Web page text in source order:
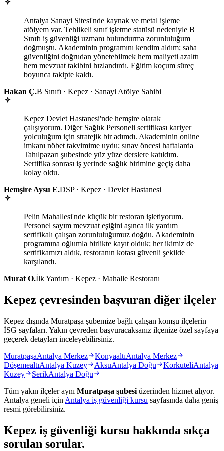
Antalya Sanayi Sitesi'nde kaynak ve metal işleme
atölyem var. Tehlikeli sınıf işletme statüsü nedeniyle B
Sınıfı iş güvenliği uzmanı bulundurma zorunluluğum
doğmuştu. Akademinin programını kendim aldım; saha
güvenliğini doğrudan yönetebilmek hem maliyeti azalttı
hem mevzuat takibini hızlandırdı. Eğitim koçum süreç
boyunca takipte kaldı.
Hakan Ç.B Sınıfı · Kepez · Sanayi Atölye Sahibi
Kepez Devlet Hastanesi'nde hemşire olarak
çalışıyorum. Diğer Sağlık Personeli sertifikası kariyer
yolculuğum için stratejik bir adımdı. Akademinin online
imkanı nöbet takvimime uydu; sınav öncesi haftalarda
Tahılpazarı şubesinde yüz yüze derslere katıldım.
Sertifika sonrası iş yerinde sağlık birimine geçiş daha
kolay oldu.
Hemşire Aysu E.DSP · Kepez · Devlet Hastanesi
Pelin Mahallesi'nde küçük bir restoran işletiyorum.
Personel sayım mevzuat eşiğini aşınca ilk yardım
sertifikalı çalışan zorunluluğumuz doğdu. Akademinin
programına oğlumla birlikte kayıt olduk; her ikimiz de
sertifikamızı aldık, restoranın kotası güvenli şekilde
karşılandı.
Murat O.İlk Yardım · Kepez · Mahalle Restoranı
Kepez çevresinden başvuran diğer ilçeler
Kepez dışında Muratpaşa şubemize bağlı çalışan komşu ilçelerin
İSG sayfaları. Yakın çevreden başvuracaksanız ilçenize özel sayfaya
geçerek detayları inceleyebilirsiniz.
MuratpaşaAntalya Merkez KonyaaltıAntalya Merkez
DöşemealtıAntalya Kuzey AksuAntalya Doğu KorkuteliAntalya
Kuzey
SerikAntalya Doğu
Tüm yakın ilçeler aynı Muratpaşa şubesi üzerinden hizmet alıyor.
Antalya geneli için Antalya iş güvenliği kursu sayfasında daha geniş
resmi görebilirsiniz.
Kepez iş güvenliği kursu hakkında sıkça
sorulan sorular.